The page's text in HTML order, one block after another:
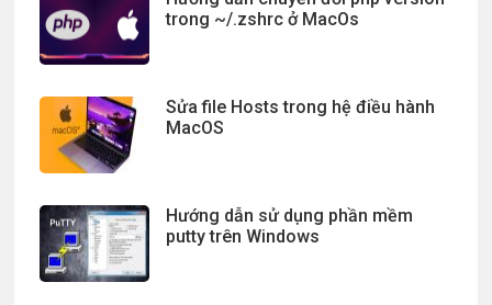
trong ~/.zshrc ở MacOs
Sửa file Hosts trong hệ điều hành
MacOS
Hướng dẫn sử dụng phần mềm
putty trên Windows